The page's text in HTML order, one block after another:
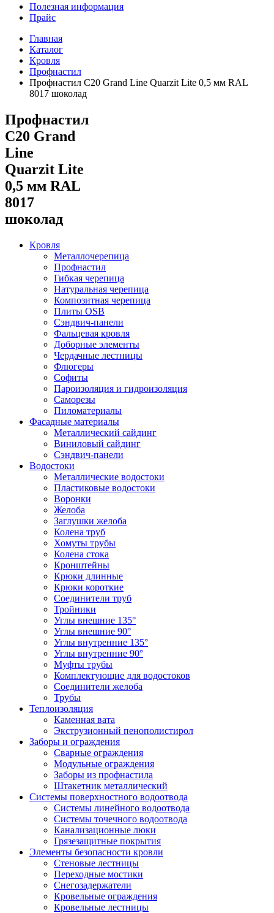
Полезная информация
Прайс
Главная
Каталог
Кровля
Профнастил
Профнастил С20 Grand Line Quarzit Lite 0,5 мм RAL
8017 шоколад
Профнастил
С20 Grand
Line
Quarzit Lite
0,5 мм RAL
8017
шоколад
Кровля
Металлочерепица
Профнастил
Гибкая черепица
Натуральная черепица
Композитная черепица
Плиты OSB
Сэндвич-панели
Фальцевая кровля
Доборные элементы
Чердачные лестницы
Флюгеры
Софиты
Пароизоляция и гидроизоляция
Саморезы
Пиломатериалы
Фасадные материалы
Металлический сайдинг
Виниловый сайдинг
Сэндвич-панели
Водостоки
Металлические водостоки
Пластиковые водостоки
Воронки
Желоба
Заглушки желоба
Колена труб
Хомуты трубы
Колена стока
Кронштейны
Крюки длинные
Крюки короткие
Соединители труб
Тройники
Углы внешние 135°
Углы внешние 90°
Углы внутренние 135°
Углы внутренние 90°
Муфты трубы
Комплектующие для водостоков
Соединители желоба
Трубы
Теплоизоляция
Каменная вата
Экструзионный пенополистирол
Заборы и ограждения
Сварные ограждения
Модульные ограждения
Заборы из профнастила
Штакетник металлический
Системы поверхностного водоотвода
Системы линейного водоотвода
Системы точечного водоотвода
Канализационные люки
Грязезащитные покрытия
Элементы безопасности кровли
Стеновые лестницы
Переходные мостики
Снегозадержатели
Кровельные ограждения
Кровельные лестницы